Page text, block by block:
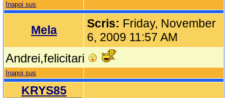
Inapoi sus
Mela Scris: Friday, November
6, 2009 11:57 AM
Andrei,felicitari
Inapoi sus
KRYS85